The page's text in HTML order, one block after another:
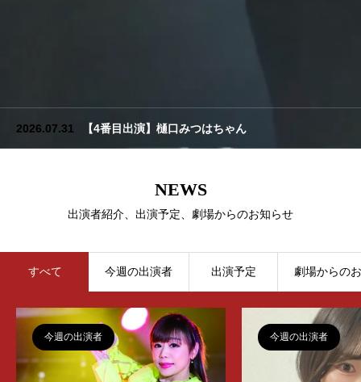
2026.07.31 【4番目出演】樋口みつはちゃん
NEWS
出演者紹介、出演予定、劇場からのお知らせ
すべて 今週の出演者 出演予定 劇場からの
今週の出演者 今週の出演者